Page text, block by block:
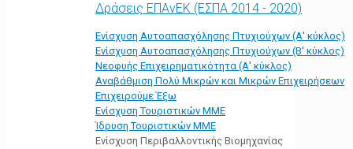
Δράσεις ΕΠΑνΕΚ (ΕΣΠΑ 2014 - 2020)
Ενίσχυση Αυτοαπασχόλησης Πτυχιούχων (Α' κύκλος)
Ενίσχυση Αυτοαπασχόλησης Πτυχιούχων (Β' κύκλος)
Νεοφυής Επιχειρηματικότητα (Α' κύκλος)
Αναβάθμιση Πολύ Μικρών και Μικρών Επιχειρήσεων
Επιχειρούμε Έξω
Ενίσχυση Τουριστικών ΜΜΕ
Ίδρυση Τουριστικών ΜΜΕ
Ενίσχυση Περιβαλλοντικής Βιομηχανίας